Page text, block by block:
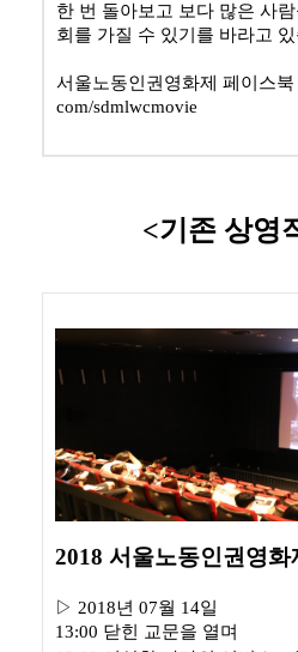
한 번 돌아보고 보다 많은 사
회를 가질 수 있기를 바라고
서울노동인권영화제 페이스북
com/sdmlwcmovie
<기존 상영
2018 서울노동인권영
▷ 2018년 07월 14일
13:00 닫힌 교문을 열며